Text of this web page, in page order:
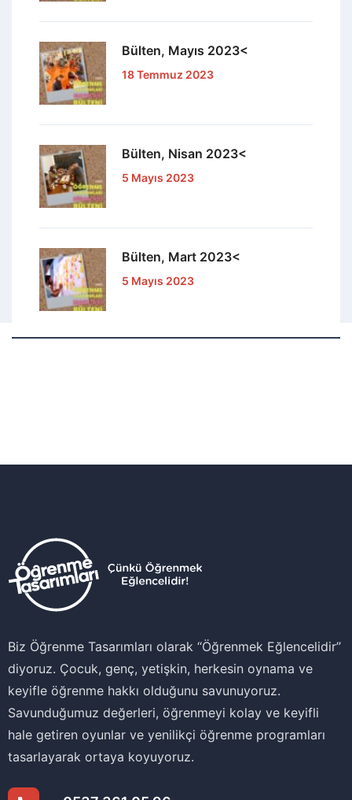
Bülten, Mayıs 2023<
18 Temmuz 2023
Bülten, Nisan 2023<
5 Mayıs 2023
Bülten, Mart 2023<
5 Mayıs 2023
Biz Öğrenme Tasarımları olarak ‘‘Öğrenmek Eğlencelidir’’
diyoruz. Çocuk, genç, yetişkin, herkesin oynama ve
keyifle öğrenme hakkı olduğunu savunuyoruz.
Savunduğumuz değerleri, öğrenmeyi kolay ve keyifli
hale getiren oyunlar ve yenilikçi öğrenme programları
tasarlayarak ortaya koyuyoruz.